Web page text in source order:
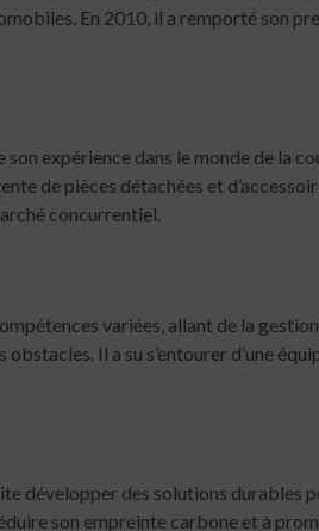
En 2010, il a remporté son
expérience dans le monde de la
de pièces détachées et
concurrentiel.
variées, allant de la
Il a su s’entourer d’une
développer des solutions durables
son empreinte carbone et à